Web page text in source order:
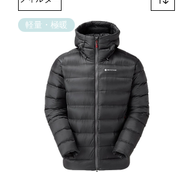
軽量・極暖